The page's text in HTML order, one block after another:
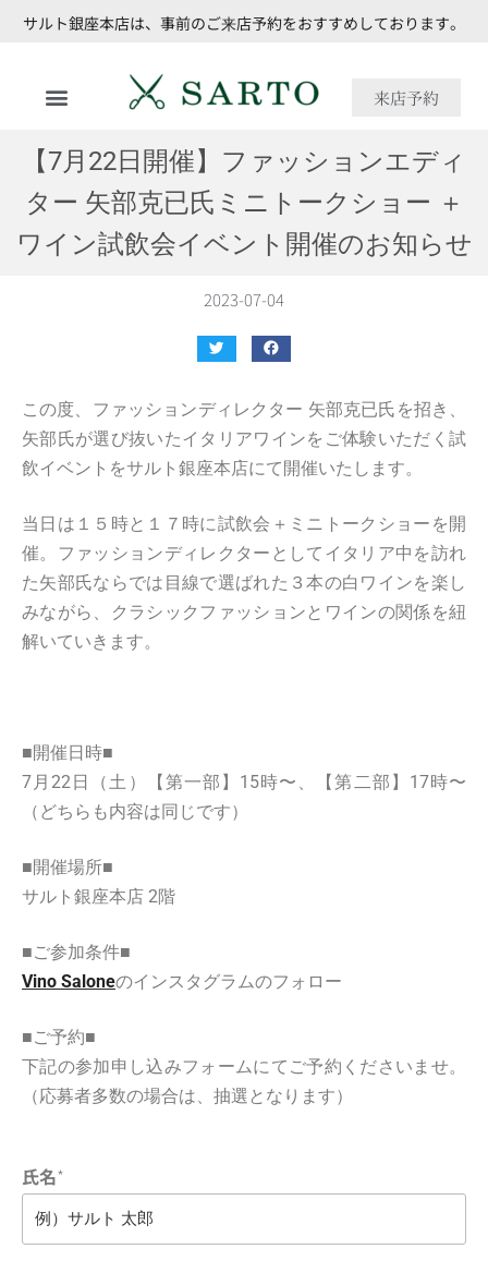
サルト銀座本店は、事前のご来店予約をおすすめしております。
来店予約
【7月22日開催】ファッションエディ
ター 矢部克已氏ミニトークショー ＋
ワイン試飲会イベント開催のお知らせ
2023-07-04
この度、ファッションディレクター 矢部克已氏を招き、
矢部氏が選び抜いたイタリアワインをご体験いただく試
飲イベントをサルト銀座本店にて開催いたします。
当日は１５時と１７時に試飲会＋ミニトークショーを開
催。ファッションディレクターとしてイタリア中を訪れ
た矢部氏ならでは目線で選ばれた３本の白ワインを楽し
みながら、クラシックファッションとワインの関係を紐
解いていきます。
■開催日時■
7月22日（土）【第一部】15時〜、【第二部】17時〜
（どちらも内容は同じです）
■開催場所■
サルト銀座本店 2階
■ご参加条件■
Vino Saloneのインスタグラムのフォロー
■ご予約■
下記の参加申し込みフォームにてご予約くださいませ。
（応募者多数の場合は、抽選となります）
氏名*